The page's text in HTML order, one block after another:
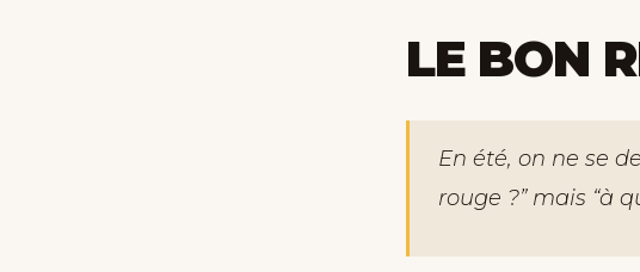
LE BON
En été, on ne se
rouge ?” mais “à